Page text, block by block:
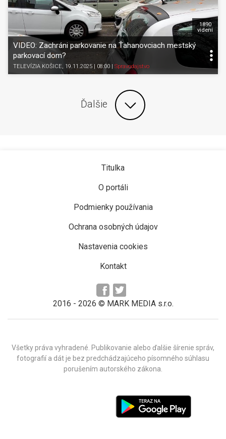
VIDEO: Zachráni parkovanie na Ťahanovciach mestský
parkovací dom?
TELEVÍZIA KOŠICE, 19.11.2025 | 08:00 Spravodajstvo
1890
videní
Ďalšie
Titulka
O portáli
Podmienky používania
Ochrana osobných údajov
Nastavenia cookies
Kontakt
2016 - 2026 © MARK MEDIA s.r.o.
Všetky práva vyhradené. Publikovanie alebo ďalšie šírenie správ,
fotografií a dát je bez predchádzajúceho písomného súhlasu
porušením autorského zákona.